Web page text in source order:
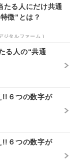
たる人にだけ共通
徴”とは？
ジタルファーム )
る人の“共通
!!６つの数字が
!!６つの数字が